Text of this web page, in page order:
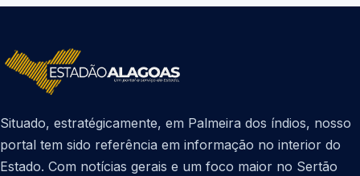
Situado, estratégicamente, em Palmeira dos índios, nosso
portal tem sido referência em informação no interior do
Estado. Com notícias gerais e um foco maior no Sertão